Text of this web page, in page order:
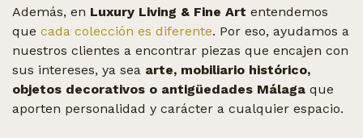
Además, en Luxury Living & Fine Art entendemos
que cada colección es diferente. Por eso, ayudamos a
nuestros clientes a encontrar piezas que encajen con
sus intereses, ya sea arte, mobiliario histórico,
objetos decorativos o antigüedades Málaga que
aporten personalidad y carácter a cualquier espacio.